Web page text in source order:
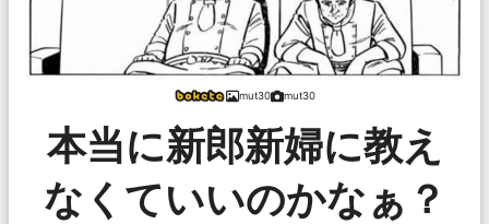
mut30 mut30
本当に新郎新婦に教え
なくていいのかなぁ？